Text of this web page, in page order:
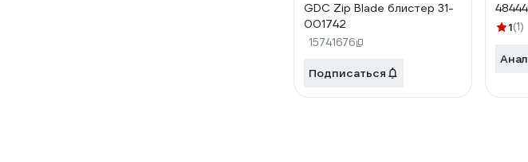
GDC Zip Blade блистер 31-
001742
15741676
Подписаться
1(1)